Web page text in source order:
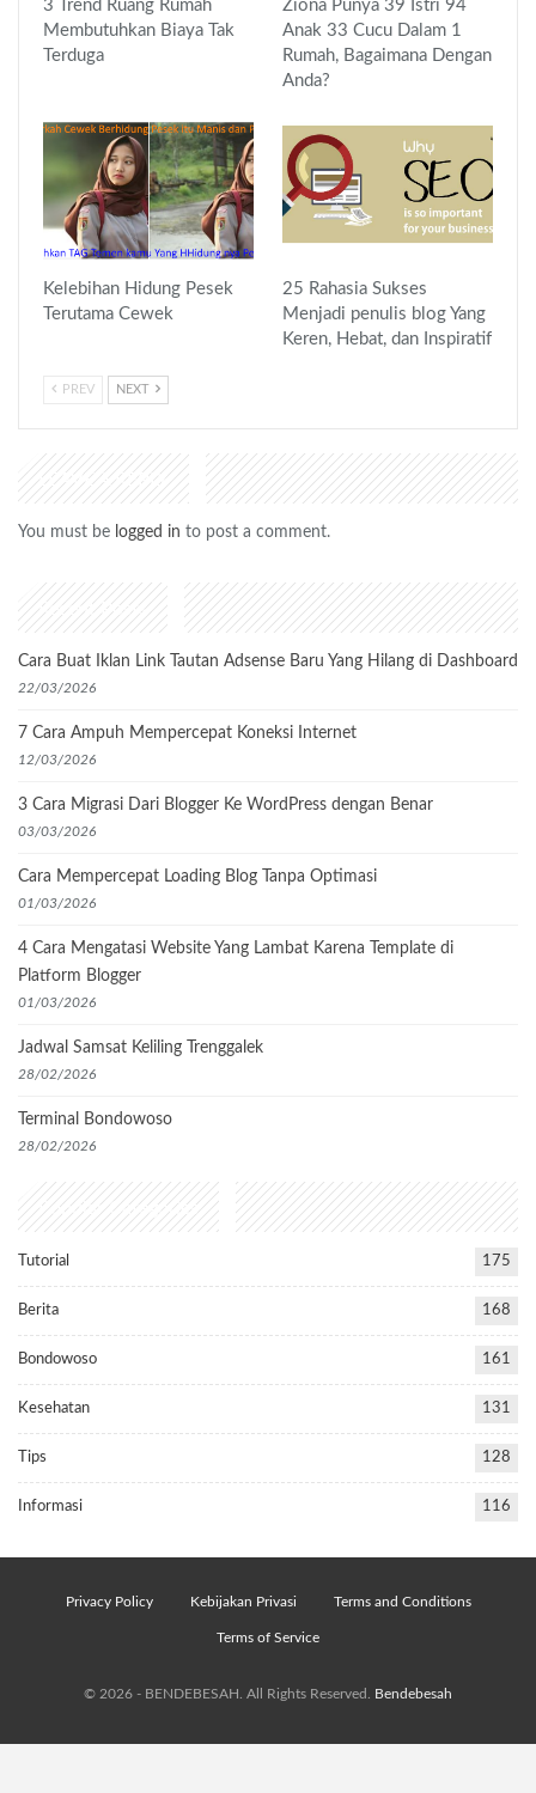
3 Trend Ruang Rumah
Membutuhkan Biaya Tak
Terduga
Ziona Punya 39 Istri 94
Anak 33 Cucu Dalam 1
Rumah, Bagaimana Dengan
Anda?
Kelebihan Hidung Pesek
Terutama Cewek
25 Rahasia Sukses
Menjadi penulis blog Yang
Keren, Hebat, dan Inspiratif
PREV NEXT
LEAVE A REPLY
You must be logged in to post a comment.
Recent Posts
Cara Buat Iklan Link Tautan Adsense Baru Yang Hilang di Dashboard
22/03/2026
7 Cara Ampuh Mempercepat Koneksi Internet
12/03/2026
3 Cara Migrasi Dari Blogger Ke WordPress dengan Benar
03/03/2026
Cara Mempercepat Loading Blog Tanpa Optimasi
01/03/2026
4 Cara Mengatasi Website Yang Lambat Karena Template di
Platform Blogger
01/03/2026
Jadwal Samsat Keliling Trenggalek
28/02/2026
Terminal Bondowoso
28/02/2026
Popular Categories
Tutorial 175
Berita 168
Bondowoso 161
Kesehatan 131
Tips 128
Informasi 116
Privacy Policy Kebijakan Privasi Terms and Conditions
Terms of Service
© 2026 - BENDEBESAH. All Rights Reserved. Bendebesah